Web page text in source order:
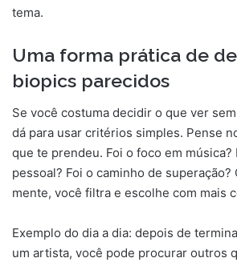
tema.
Uma forma prática de
biopics parecidos
Se você costuma decidir o que ver
dá para usar critérios simples. Pense
que te prendeu. Foi o foco em música?
pessoal? Foi o caminho de superação?
mente, você filtra e escolhe com mais
Exemplo do dia a dia: depois de
um artista, você pode procurar outros